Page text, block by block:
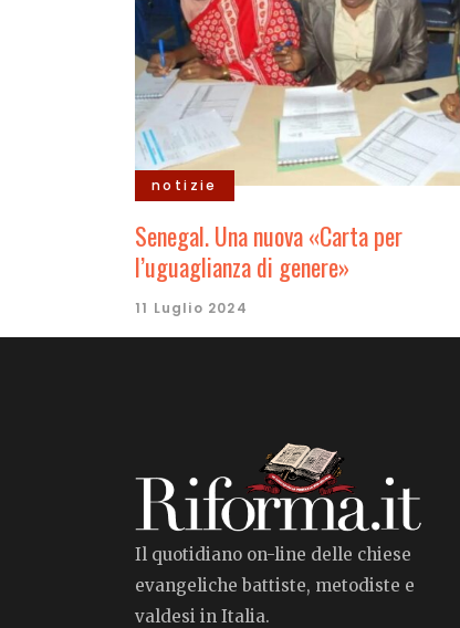
notizie
Senegal. Una nuova «Carta per
l’uguaglianza di genere»
11 Luglio 2024
Il quotidiano on-line delle chiese
evangeliche battiste, metodiste e
valdesi in Italia.